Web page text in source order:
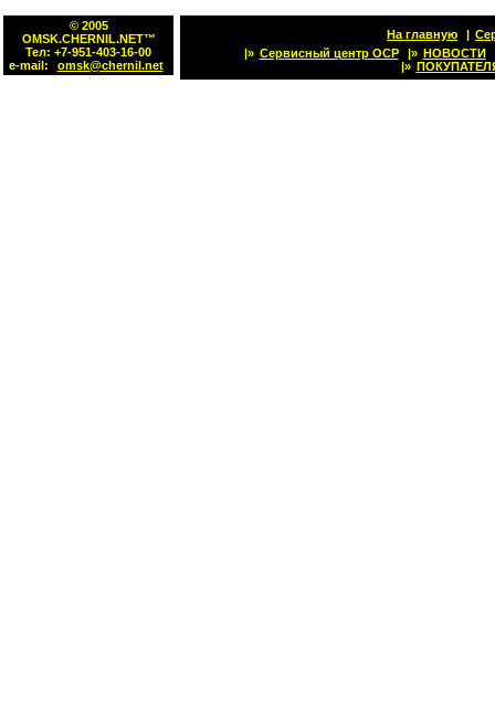
© 2005
OMSK.CHERNIL.NET™
Тел: +7-951-403-16-00
e-mail:
omsk@chernil.net
На главную |
|» Сервисный центр OCP |» НОВОСТИ
|»